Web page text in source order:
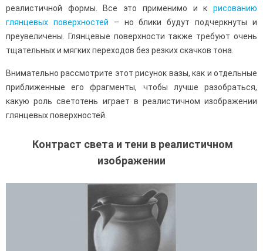
реалистичной формы. Все это применимо и к рисованию
глянцевых поверхностей – но блики будут подчеркнуты и
преувеличены. Глянцевые поверхности также требуют очень
тщательных и мягких переходов без резких скачков тона.
Внимательно рассмотрите этот рисунок вазы, как и отдельные
приближенные его фрагменты, чтобы лучше разобраться,
какую роль светотень играет в реалистичном изображении
глянцевых поверхностей.
Контраст света и тени в реалистичном
изображении